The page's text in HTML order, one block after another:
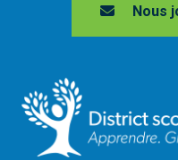
Nous